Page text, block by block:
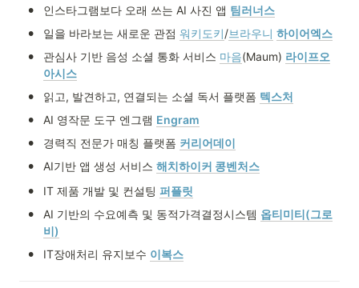
• 인스타그램보다 오래 쓰는 AI 사진 앱 팀러너스
• 일을 바라보는 새로운 관점 워키도키/브라우니 하이어엑스
• 관심사 기반 음성 소셜 통화 서비스 마음(Maum) 라이프오
아시스
• 읽고, 발견하고, 연결되는 소셜 독서 플랫폼 텍스처
• AI 영작문 도구 엔그램 Engram
• 경력직 전문가 매칭 플랫폼 커리어데이
• AI기반 앱 생성 서비스 해치하이커 콩벤처스
• IT 제품 개발 및 컨설팅 퍼플릿
• AI 기반의 수요예측 및 동적가격결정시스템 옵티미티(그로
비)
• IT장애처리 유지보수 이복스